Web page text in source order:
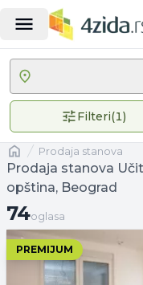
Filteri(1)1
Naslovnaprodaja stanova
Prodaja stanova
opština, Beograd
74 oglasa
74oglasa
PREMIJUM